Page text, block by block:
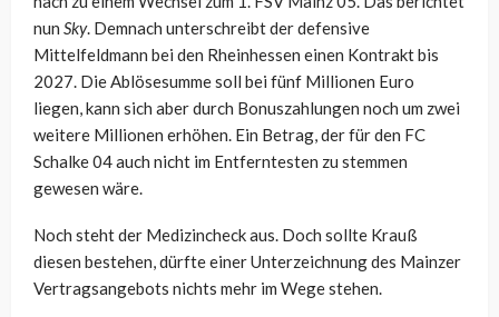
nun Sky. Demnach unterschreibt der defensive
Mittelfeldmann bei den Rheinhessen einen Kontrakt bis
2027. Die Ablösesumme soll bei fünf Millionen Euro
liegen, kann sich aber durch Bonuszahlungen noch um zwei
weitere Millionen erhöhen. Ein Betrag, der für den FC
Schalke 04 auch nicht im Entferntesten zu stemmen
gewesen wäre.
Noch steht der Medizincheck aus. Doch sollte Krauß
diesen bestehen, dürfte einer Unterzeichnung des Mainzer
Vertragsangebots nichts mehr im Wege stehen.